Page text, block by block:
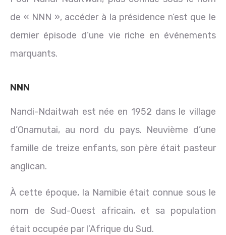
de « NNN », accéder à la présidence n’est que le
dernier épisode d’une vie riche en événements
marquants.
NNN
Nandi-Ndaitwah est née en 1952 dans le village
d’Onamutai, au nord du pays. Neuvième d’une
famille de treize enfants, son père était pasteur
anglican.
À cette époque, la Namibie était connue sous le
nom de Sud-Ouest africain, et sa population
était occupée par l’Afrique du Sud.